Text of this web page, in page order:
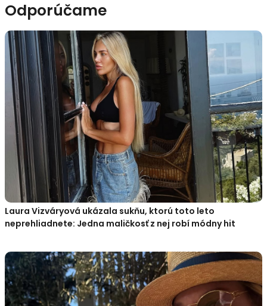
Odporúčame
Laura Vizváryová ukázala sukňu, ktorú toto leto
neprehliadnete: Jedna maličkosť z nej robí módny hit